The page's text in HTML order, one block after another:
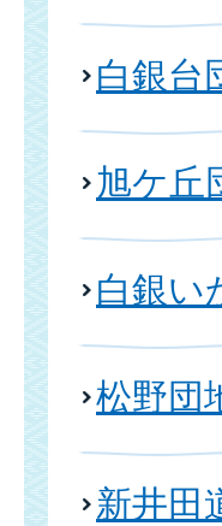
白銀台
旭ケ丘
白銀い
松野団
新井田